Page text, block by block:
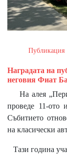
Публикация
Наградата на
неговия Фиат
На алея
проведе 11-ото
Събитието
на класически
Тази година